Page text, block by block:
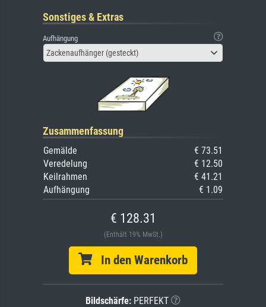
Sonstiges & Extras
Aufhängung
Zackenaufhänger (gesteckt)
Zusammenfassung
Gemälde
€ 73.51
Veredelung
€ 12.50
Keilrahmen
€ 41.21
Aufhängung
€ 1.09
€ 128.31
(Enthält 19% MwSt.)
In den Warenkorb
Bildschärfe: PERFEKT